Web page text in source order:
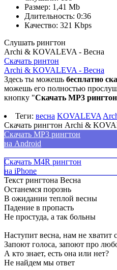
Размер: 1,41 Mb
Длительность: 0:36
Качество: 321 Kbps
Слушать рингтон
Archi & KOVALEVA - Весна
Скачать ринтон
Archi & KOVALEVA - Весна
Здесь ты можешь бесплатно
можешь его полностью
кнопку "Скачать MP3 рингтон
Теги: весна KOVALEVA
Скачать рингтон Archi &
Скачать MP3 рингтон
на Android
Скачать M4R рингтон
на iPhone
Текст рингтона Весна
Останемся порознь
В ожидании теплой весны
Падение в пропасть
Не простуда, а так больны
Наступит весна, нам не хватит
Запоют голоса, запоют про
А кто знает, есть она или нет?
Не найдем мы ответ